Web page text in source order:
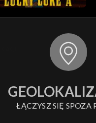
ŁĄCZYSZ SIĘ SPOZA